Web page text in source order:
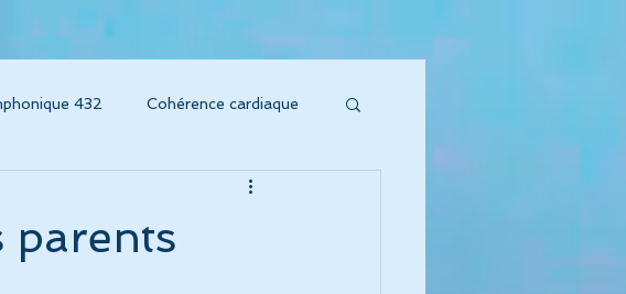
432 Cohérence cardiaque
parents